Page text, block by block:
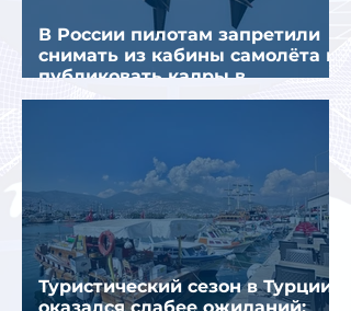
В России пилотам запретили
снимать из кабины самолёта и
публиковать кадры в
интернете
Туристический сезон в Турции